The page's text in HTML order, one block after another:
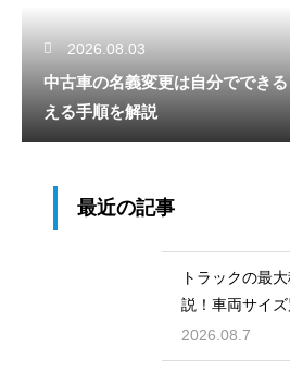
2026.08.03
中古車の名義変更は自分ででき
える手順を解説
最近の記事
トラックの最
説！車両サイ
方！
2026.08.7